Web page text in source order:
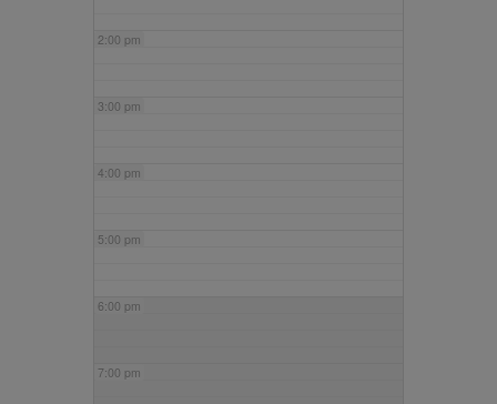
2:00 pm
3:00 pm
4:00 pm
5:00 pm
6:00 pm
7:00 pm